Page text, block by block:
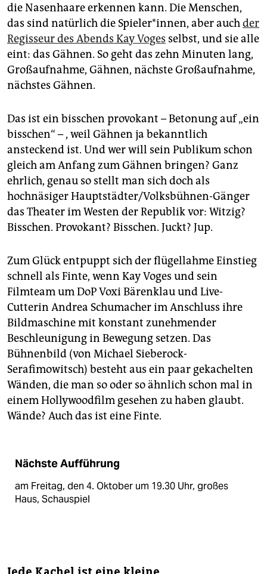
die Nasenhaare erkennen kann. Die Menschen,
das sind natürlich die Spieler*innen, aber auchder
Regisseur des Abends Kay ­Voges selbst, und sie alle
eint: das Gähnen. So geht das zehn Minuten lang,
Großaufnahme, Gähnen, nächste Großaufnahme,
nächstes Gähnen.
Das ist ein bisschen provokant – Betonung auf „ein
bisschen“ – , weil Gähnen ja bekanntlich
ansteckend ist. Und wer will sein Publikum schon
gleich am Anfang zum Gähnen bringen? Ganz
ehrlich, genau so stellt man sich doch als
hochnäsiger Hauptstädter/Volksbühnen-Gänger
das Theater im Westen der Republik vor: Witzig?
Bisschen. Provokant? Bisschen. Juckt? Jup.
Zum Glück entpuppt sich der flügellahme Einstieg
schnell als Finte, wenn Kay Voges und sein
Filmteam um DoP Voxi Bärenklau und Live-
Cutterin Andrea Schumacher im Anschluss ihre
Bildmaschine mit konstant zunehmender
Beschleunigung in Bewegung setzen. Das
Bühnenbild (von Michael Sieberock-
Serafimowitsch) besteht aus ein paar gekachelten
Wänden, die man so oder so ähnlich schon mal in
einem Hollywoodfilm gesehen zu haben glaubt.
Wände? Auch das ist eine Finte.
Nächste Aufführung
am Freitag, den 4. Oktober um 19.30 Uhr, großes
Haus, Schauspiel